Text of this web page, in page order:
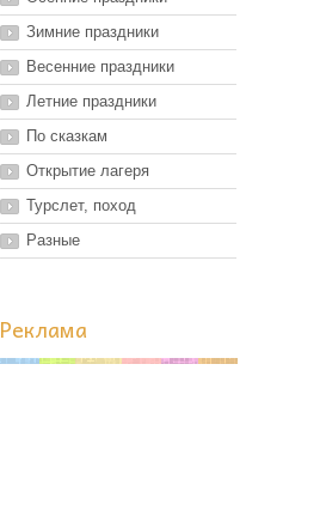
Зимние праздники
Весенние праздники
Летние праздники
По сказкам
Открытие лагеря
Турслет, поход
Разные
Реклама